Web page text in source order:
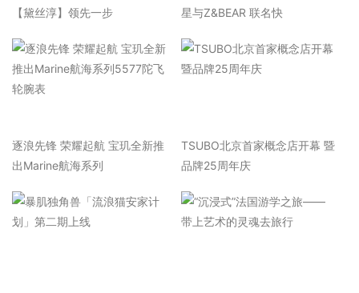
【黛丝淳】领先一步
星与Z&BEAR 联名快
逐浪先锋 荣耀起航 宝玑全新推
出Marine航海系列
TSUBO北京首家概念店开幕 暨
品牌25周年庆